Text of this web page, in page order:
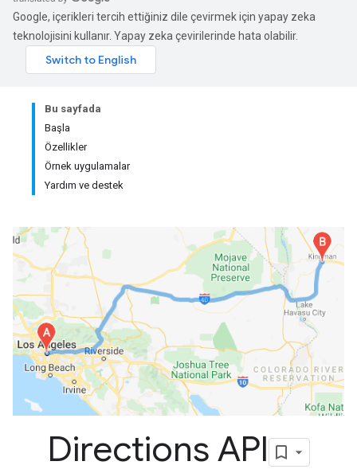
Google, içerikleri tercih ettiğiniz dile çevirmek için yapay zeka
teknolojisini kullanır. Yapay zeka çevirilerinde hata olabilir.
Bu sayfada
Başla
Özellikler
Örnek uygulamalar
Yardım ve destek
Directions API